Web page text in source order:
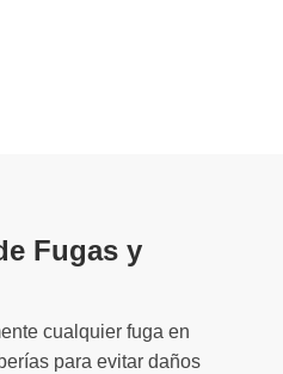
Fugas y
cualquier fuga en
para evitar daños